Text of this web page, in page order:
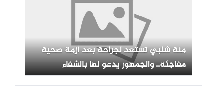
منة شلبي تستعد لجراحة بعد أزمة صحية
مفاجئة.. والجمهور يدعو لها بالشفاء